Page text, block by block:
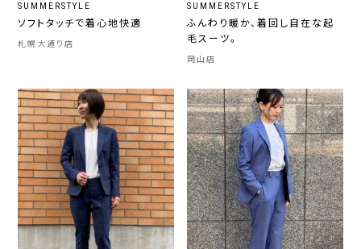
SUMMERSTYLE
ソフトタッチで着心地快適
札幌大通り店
SUMMERSTYLE
ふんわり暖か、着回し自在な起
毛スーツ。
岡山店